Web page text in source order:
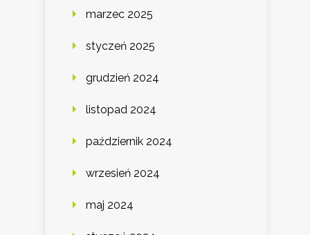
marzec 2025
styczeń 2025
grudzień 2024
listopad 2024
październik 2024
wrzesień 2024
maj 2024